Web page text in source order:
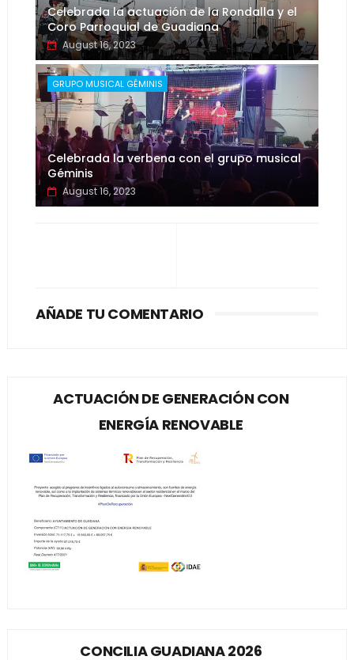
Celebrada la actuación de la Rondalla y el
Coro Parroquial de Guadiana
August 16, 2023
GRUPO MUSICAL GÉMINIS
Celebrada la verbena con el grupo musical
Géminis
August 16, 2023
AÑADE TU COMENTARIO
ACTUACIÓN DE GENERACIÓN CON
ENERGÍA RENOVABLE
CONCILIA GUADIANA 2026